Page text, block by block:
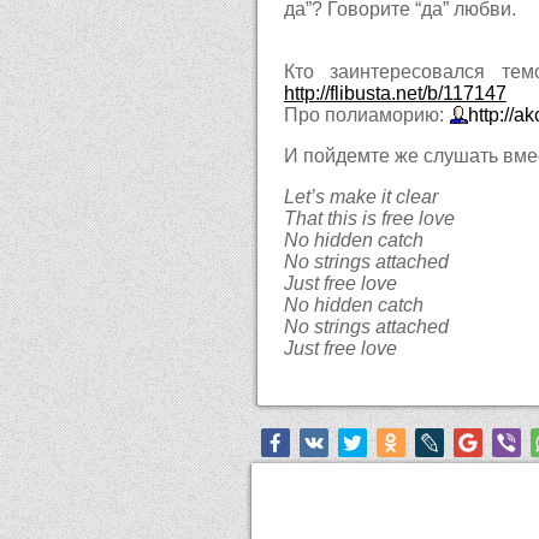
да”? Говорите “да” любви.
Кто заинтересовался
http://flibusta.net/b/117147
Про полиаморию:
http://
И пойдемте же слушать
Let’s make it clear
That this is free love
No hidden catch
No strings attached
Just free love
No hidden catch
No strings attached
Just free love